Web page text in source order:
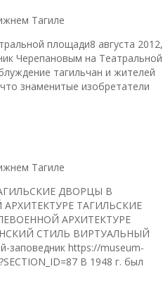
Тагиле
площади8 августа 2012,
Черепановым на Театральной
тагильчан и жителей
знаменитые изобретатели
Тагиле
ДВОРЦЫ В
ТАГИЛЬСКИЕ
АРХИТЕКТУРЕ
СТИЛЬ ВИРТУАЛЬНЫЙ
заповедник https://museum-
В 1948 г. был